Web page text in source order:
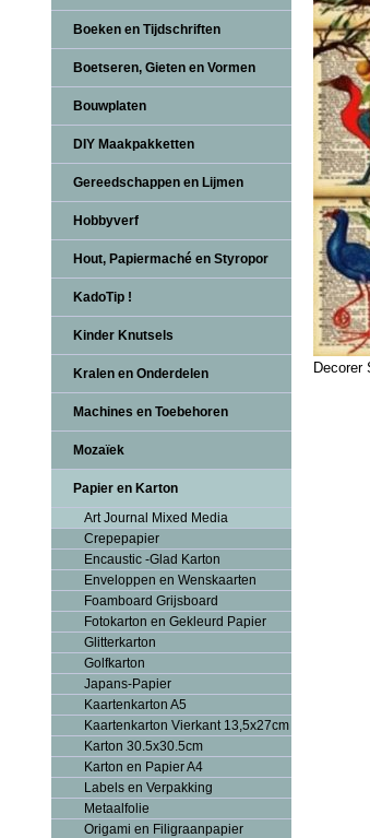
Boeken en Tijdschriften
Boetseren, Gieten en Vormen
Bouwplaten
DIY Maakpakketten
Gereedschappen en Lijmen
Hobbyverf
Hout, Papiermaché en Styropor
KadoTip !
Kinder Knutsels
Kralen en Onderdelen
Machines en Toebehoren
Mozaïek
Papier en Karton
Art Journal Mixed Media
Crepepapier
Encaustic -Glad Karton
Enveloppen en Wenskaarten
Foamboard Grijsboard
Fotokarton en Gekleurd Papier
Glitterkarton
Golfkarton
Japans-Papier
Kaartenkarton A5
Kaartenkarton Vierkant 13,5x27cm
Karton 30.5x30.5cm
Karton en Papier A4
Labels en Verpakking
Metaalfolie
Origami en Filigraanpapier
Decorer